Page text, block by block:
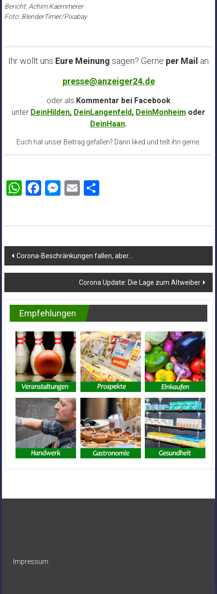
Bericht: Achim Kaemmerer
Foto: BlenderTimer/Pixabay
Ihr wollt uns Eure Meinung sagen? Gerne per Mail an
presse@anzeiger24.de
oder als Kommentar bei Facebook
unter DeinHilden, DeinLangenfeld, DeinMonheim oder
DeinHaan.
Euch hat unser Beitrag gefallen? Dann liked und teilt ihn gerne.
WhatsApp
Facebook
Messenger
EmailTeilen
Beitragsnavigation
Corona-Beschränkungen fallen, aber…
Corona Update: Die Lage zum Altweiber
Empfehlungen
Impressum